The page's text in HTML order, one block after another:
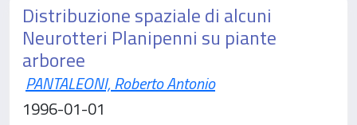
Distribuzione spaziale di alcuni
Neurotteri Planipenni su piante
arboree
PANTALEONI, Roberto Antonio
1996-01-01